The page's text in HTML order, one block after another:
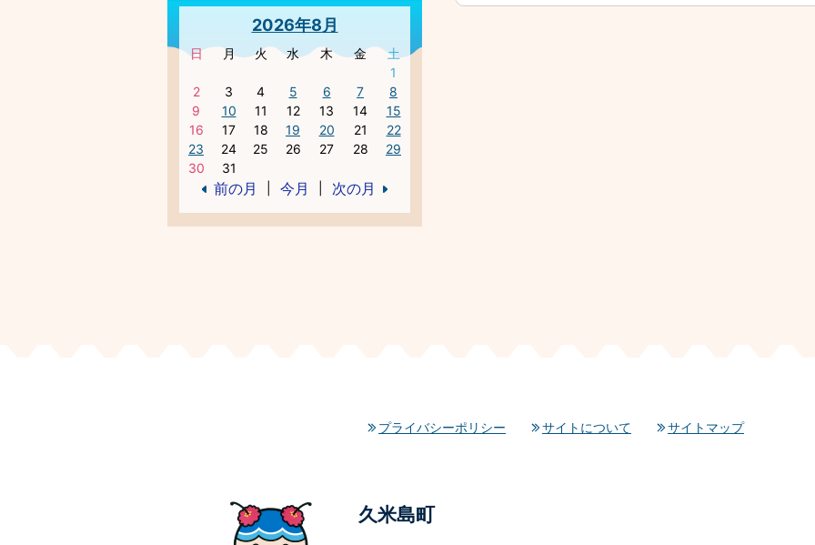
2026年8月
日 月 火 水 木 金
土
1
2
3 4 5 6 7
8
9
10 11 12 13 14
15
16
17 18 19 20 21
22
23
24 25 26 27 28
29
30
31
前の月 今月 次の月
プライバシーポリシー サイトについて サイトマップ
久米島町